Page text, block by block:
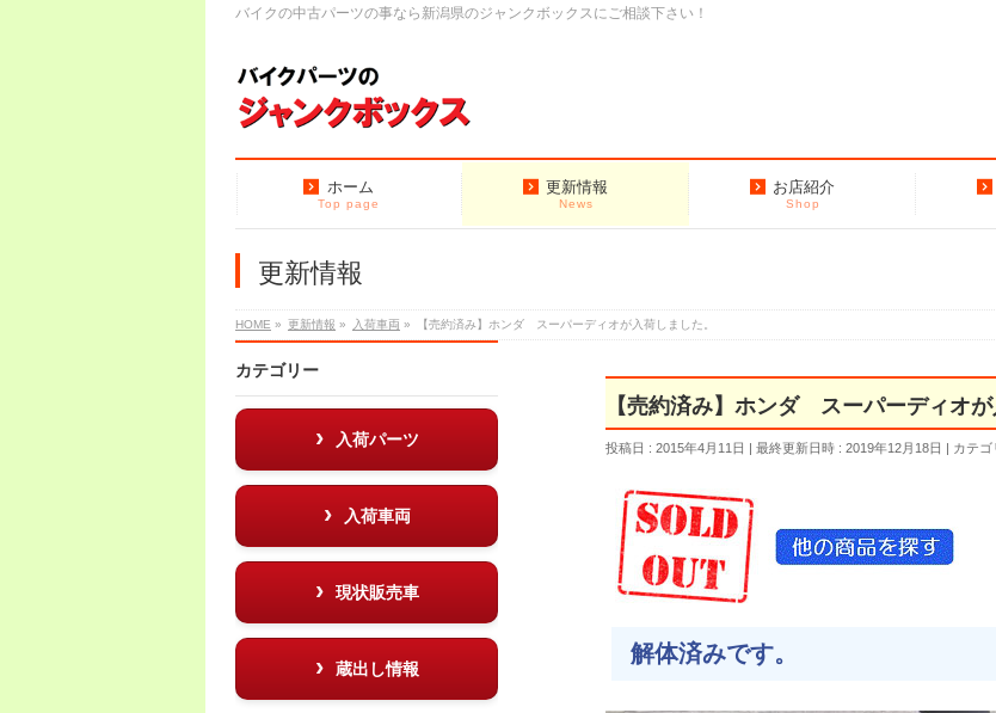
バイクの中古パーツの事なら新潟県のジャンクボックスにご相談下さい！
ホーム
Top page
更新情報
News
お店紹介
Shop
更新情報
HOME » 更新情報 » 入荷車両 » 【売約済み】ホンダ スーパーディオが入荷しました。
【売約済み】ホンダ スーパーディオが
投稿日 : 2015年4月11日 最終更新日時 : 2019年12月18日 カテゴ
解体済みです。
カテゴリー
入荷パーツ
入荷車両
現状販売車
蔵出し情報